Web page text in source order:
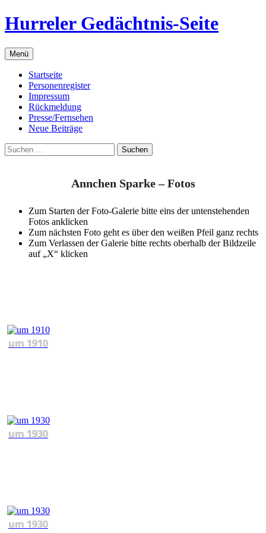
Zum
Inhalt
Hurreler Gedächtnis-Seite
Menü
Startseite
Personenregister
Impressum
Rückmeldung
Presse/Fernsehen
Neue Beiträge
Suchen
nach:
Annchen Sparke – Fotos
Zum Starten der Foto-Galerie bitte eins der untenstehenden
Fotos anklicken
Zum nächsten Foto geht es über den weißen Pfeil ganz rechts
Zum Verlassen der Galerie bitte rechts oberhalb der Bildzeile
auf „X“ klicken
um 1910
um 1930
um 1930